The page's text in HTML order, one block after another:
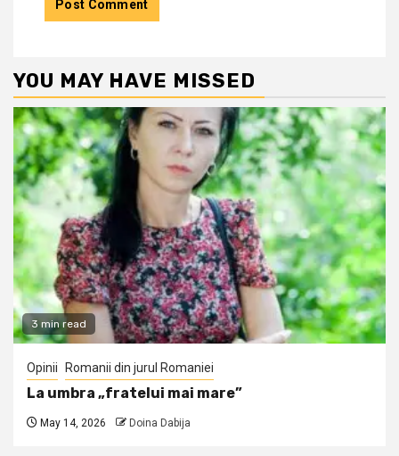
YOU MAY HAVE MISSED
3 min read
Opinii Romanii din jurul Romaniei
La umbra „fratelui mai mare”
May 14, 2026 Doina Dabija